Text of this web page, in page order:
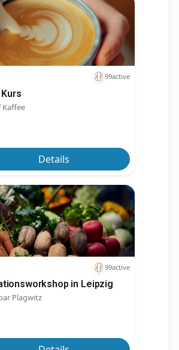
99active
Kaffee
Details
99active
in Leipzig
Plagwitz